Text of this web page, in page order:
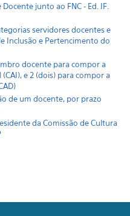
junto ao FNC - Ed. IF.
servidores docentes e
Inclusão e Pertencimento do
docente para compor a
e 2 (dois) para compor a
de um docente, por prazo
da Comissão de Cultura